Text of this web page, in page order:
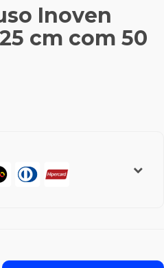
Inoven
cm com 50